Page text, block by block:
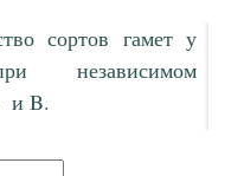
сортов гамет у
независимом
и B.